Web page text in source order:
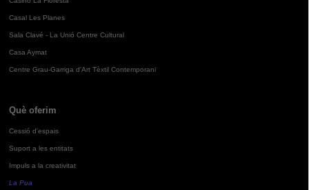
Casal Les Planes
Sala Clavé - La Unió Centre Cultural
Casa Aymat
Centre Grau-Garriga d'Art Tèxtil Contemporani
Què oferim
Cessió d'espais
Suport a les entitats
Impuls a la creativitat
La Pua